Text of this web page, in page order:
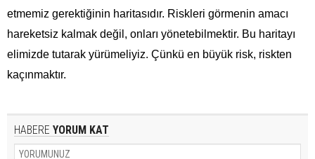
etmemiz gerektiğinin haritasıdır. Riskleri görmenin amacı
hareketsiz kalmak değil, onları yönetebilmektir. Bu haritayı
elimizde tutarak yürümeliyiz. Çünkü en büyük risk, riskten
kaçınmaktır.
HABERE YORUM KAT